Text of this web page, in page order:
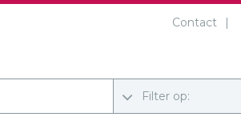
Contact
Filter op: